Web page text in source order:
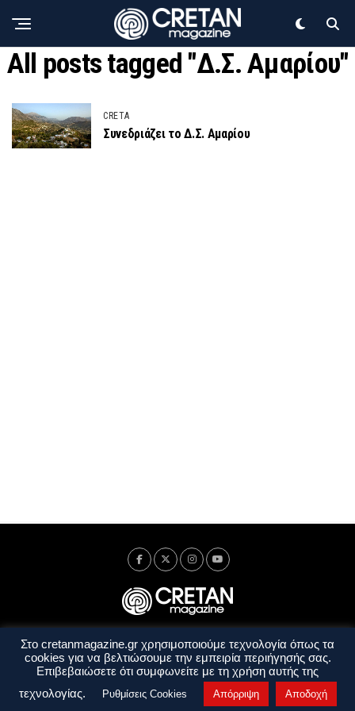
All posts tagged "Δ.Σ. Αμαρίου"
CRETA
Συνεδριάζει το Δ.Σ. Αμαρίου
Ταυτότητα Πολιτική Απορρήτου
Όροι Χρήσης
Όροι και Προϋποθέσεις
Στο cretanmagazine.gr χρησιμοποιούμε τεχνολογία όπως τα
cookies για να βελτιώσουμε την εμπειρία περιήγησής σας.
Επιβεβαιώσετε ότι συμφωνείτε με τη χρήση αυτής της
τεχνολογίας.
Ρυθμίσεις Cookies Απόρριψη Αποδοχή